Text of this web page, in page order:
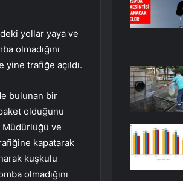
yollar yaya ve
olmadığını
yine trafiğe açıldı.
bulunan bir
olduğunu
ve
kapatarak
kuşkulu
olmadığını